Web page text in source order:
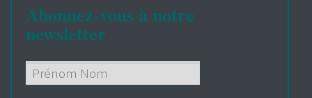
Abonnez-vous à notre
newsletter